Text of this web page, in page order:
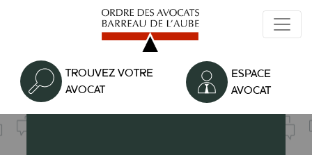
principal
TROUVEZ VOTRE
AVOCAT
ESPACE
AVOCAT